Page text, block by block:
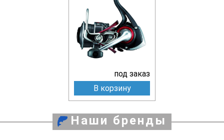
под заказ
В корзину
Наши бренды